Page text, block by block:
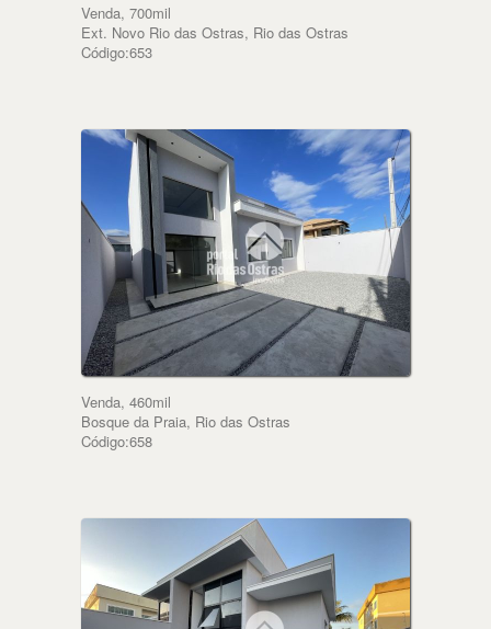
Venda, 700mil
Ext. Novo Rio das Ostras, Rio das Ostras
Código:653
Venda, 460mil
Bosque da Praia, Rio das Ostras
Código:658